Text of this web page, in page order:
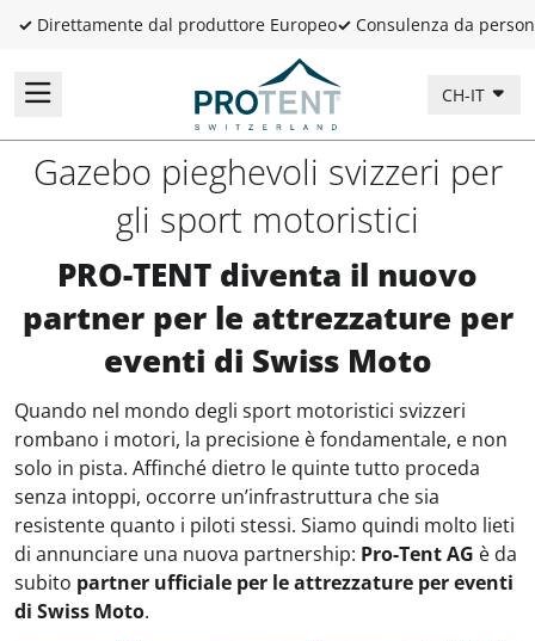
✓ Direttamente dal produttore Europeo✓ Consulenza da
CH-IT
Gazebo pieghevoli svizzeri per
gli sport motoristici
PRO-TENT diventa il nuovo
partner per le attrezzature per
eventi di Swiss Moto
Quando nel mondo degli sport motoristici svizzeri
rombano i motori, la precisione è fondamentale, e non
solo in pista. Affinché dietro le quinte tutto proceda
senza intoppi, occorre un’infrastruttura che sia
resistente quanto i piloti stessi. Siamo quindi molto lieti
di annunciare una nuova partnership: Pro-Tent AG è da
subito partner ufficiale per le attrezzature per eventi
di Swiss Moto.